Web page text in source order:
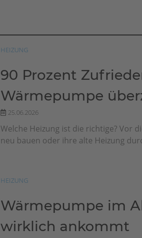
HEIZUNG
90 Prozent
Wärmepumpe
25.06.2026
Welche Heizung ist die richtige? Vor
neu bauen oder ihre alte Heizung
HEIZUNG
Wärmepumpe im
wirklich ankommt